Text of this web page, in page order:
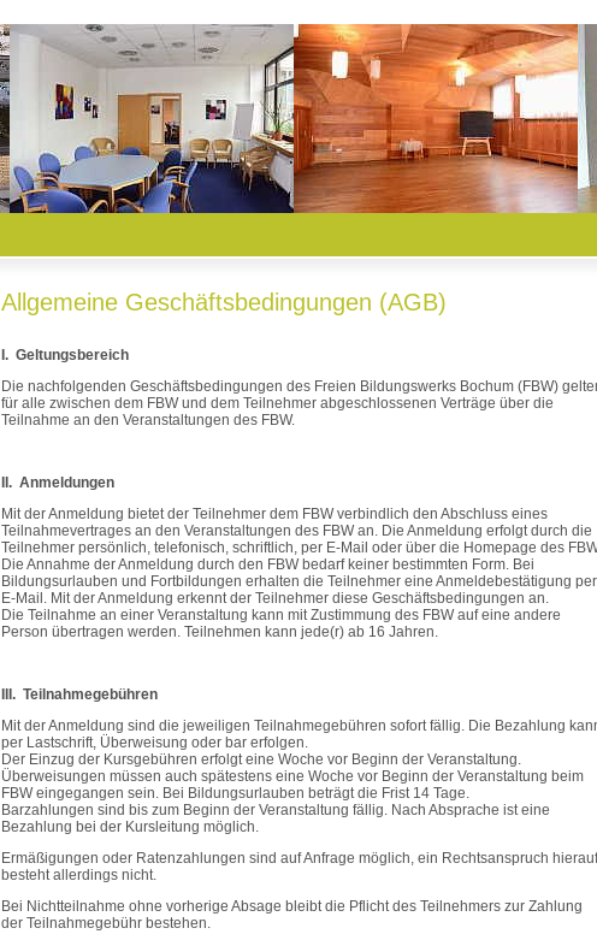
Allgemeine Geschäftsbedingungen (AGB)
I. Geltungsbereich
Die nachfolgenden Geschäftsbedingungen des Freien Bildungswerks Bochum (FBW)
für alle zwischen dem FBW und dem Teilnehmer abgeschlossenen Verträge über die
Teilnahme an den Veranstaltungen des FBW.
II. Anmeldungen
Mit der Anmeldung bietet der Teilnehmer dem FBW verbindlich den Abschluss eines
Teilnahmevertrages an den Veranstaltungen des FBW an. Die Anmeldung erfolgt durch die
Teilnehmer persönlich, telefonisch, schriftlich, per E-Mail oder über die Homepage des
Die Annahme der Anmeldung durch den FBW bedarf keiner bestimmten Form. Bei
Bildungsurlauben und Fortbildungen erhalten die Teilnehmer eine Anmeldebestätigung per
E-Mail. Mit der Anmeldung erkennt der Teilnehmer diese Geschäftsbedingungen an.
Die Teilnahme an einer Veranstaltung kann mit Zustimmung des FBW auf eine andere
Person übertragen werden. Teilnehmen kann jede(r) ab 16 Jahren.
III. Teilnahmegebühren
Mit der Anmeldung sind die jeweiligen Teilnahmegebühren sofort fällig. Die Bezahlung
per Lastschrift, Überweisung oder bar erfolgen.
Der Einzug der Kursgebühren erfolgt eine Woche vor Beginn der Veranstaltung.
Überweisungen müssen auch spätestens eine Woche vor Beginn der Veranstaltung beim
FBW eingegangen sein. Bei Bildungsurlauben beträgt die Frist 14 Tage.
Barzahlungen sind bis zum Beginn der Veranstaltung fällig. Nach Absprache ist eine
Bezahlung bei der Kursleitung möglich.
Ermäßigungen oder Ratenzahlungen sind auf Anfrage möglich, ein Rechtsanspruch hierauf
besteht allerdings nicht.
Bei Nichtteilnahme ohne vorherige Absage bleibt die Pflicht des Teilnehmers zur Zahlung
der Teilnahmegebühr bestehen.